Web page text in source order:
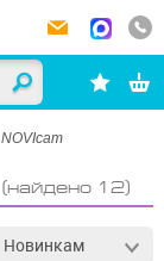
NOVIcam
(найдено 12)
Новинкам